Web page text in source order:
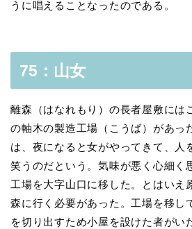
うに唱えることなったのである。
75：山女
離森（はなれもり）の長者屋敷には
の軸木の製造工場（こうば）があっ
は、夜になると女がやってきて、人
笑うのだという。気味が悪く心細く
工場を大字山口に移した。とはいえ
森に行く必要があった。工場を移し
を切り出すため小屋を設けた者がい